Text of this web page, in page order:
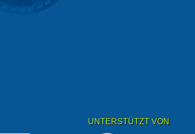
UNTERSTÜTZT VON